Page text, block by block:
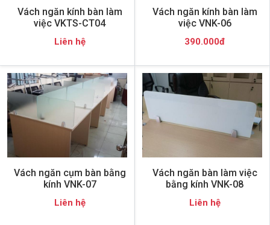
Vách ngăn kính bàn làm
việc VKTS-CT04
Liên hệ
Vách ngăn kính bàn làm
việc VNK-06
390.000đ
Vách ngăn cụm bàn bằng
kính VNK-07
Liên hệ
Vách ngăn bàn làm việc
bằng kính VNK-08
Liên hệ